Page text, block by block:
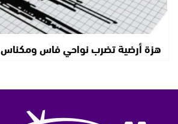
هزة أرضية تضرب نواحي فاس ومكناس